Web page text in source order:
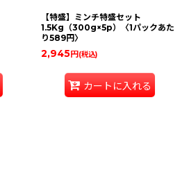
【特盛】ミンチ特盛セット
1.5Kg（300g×5p）〈1パックあた
り589円〉
2,945円 (税込)
カートに入れる